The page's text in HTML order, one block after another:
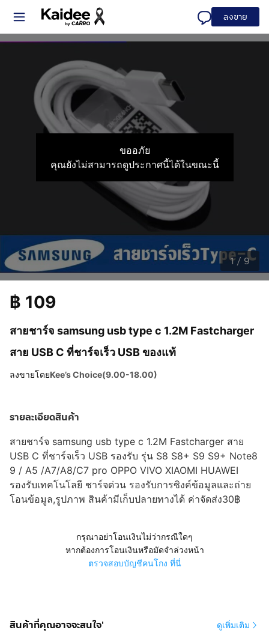
ลงขาย
ขออภัย
คุณยังไม่สามารถดูประกาศนี้ได้ในขณะนี้
1/ 9
สายชาร์จ samsung usb type c 1.2M Fastcharger
สาย USB C ที่ชาร์จเร็ว USB ของแท้
฿ 109
ลงขายโดยKee’s Choice(9.00-18.00)
รายละเอียดสินค้า
สายชาร์จ samsung usb type c 1.2M Fastcharger สาย
USB C ที่ชาร์จเร็ว USB รองรับ รุ่น S8 S8+ S9 S9+ Note8
9 / A5 /A7/A8/C7 pro OPPO VIVO XIAOMI HUAWEI
รองรับเทคโนโลยี ชาร์จด่วน รองรับการซิงค์ข้อมูลและถ่าย
โอนข้อมูล,รูปภาพ สินค้ามีเก็บปลายทางได้ ค่าจัดส่ง30฿
กรุณาอย่าโอนเงินไม่ว่ากรณีใดๆ
หากต้องการโอนเงินหรือมัดจำล่วงหน้า
ตรวจสอบบัญชีคนโกง ที่นี่
สินค้าที่คุณอาจจะสนใจ' ดูเพิ่มเติม